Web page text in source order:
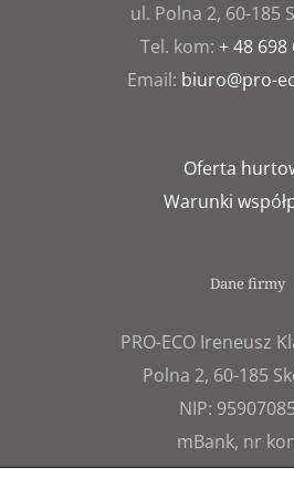
ul. Polna 2, 60-185
Tel. kom: + 48 698
Email: biuro@pro-
Oferta
Warunki
Dane firmy
PRO-ECO Ireneusz
Polna 2, 60-185
NIP:
mBank, nr